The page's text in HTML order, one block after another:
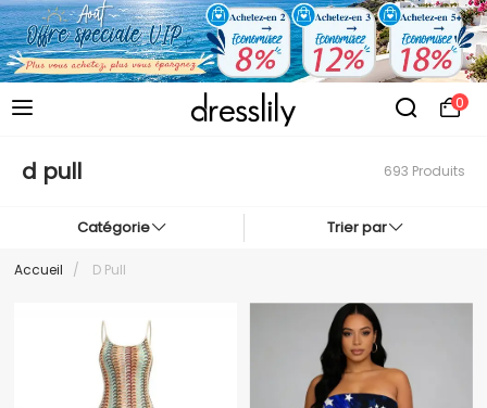
0
d pull 693 Produits
Catégorie Trier par
Accueil / D Pull